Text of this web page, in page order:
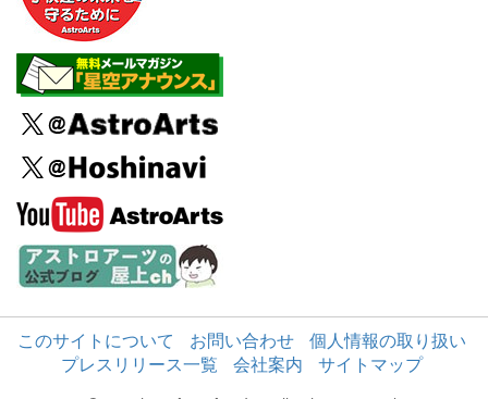
このサイトについて お問い合わせ
個人情報の取り扱い
プレスリリース一覧
会社案内 サイトマップ